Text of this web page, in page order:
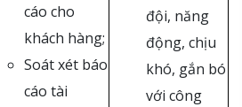
cáo cho
khách hàng;
Soát xét báo
cáo tài
đội, năng
động, chịu
khó, gắn bó
với công